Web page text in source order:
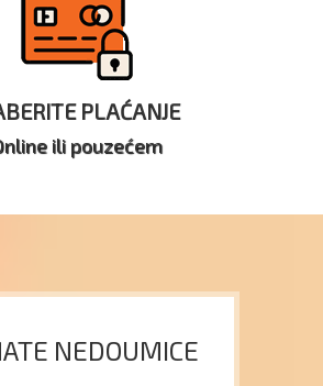
PLAĆANJE
ili pouzećem
NEDOUMICE